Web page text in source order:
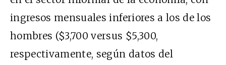
ingresos mensuales inferiores a los de los
hombres ($3,700 versus $5,300,
respectivamente, según datos del